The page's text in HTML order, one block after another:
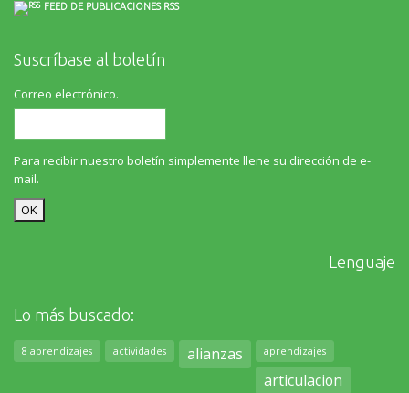
FEED DE PUBLICACIONES RSS
Suscríbase al boletín
Correo electrónico.
Para recibir nuestro boletín simplemente llene su dirección de e-
mail.
Lenguaje
Lo más buscado:
8 aprendizajes actividades alianzas aprendizajes
articulacion